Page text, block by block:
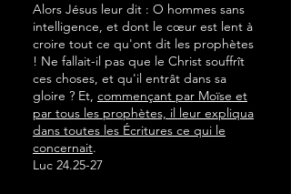
Alors Jésus leur dit : O hommes sans
intelligence, et dont le cœur est lent à
croire tout ce qu'ont dit les prophètes
! Ne fallait-il pas que le Christ souffrît
ces choses, et qu'il entrât dans sa
gloire ? Et, commençant par Moïse et
par tous les prophètes, il leur expliqua
dans toutes les Écritures ce qui le
concernait.
Luc 24.25-27